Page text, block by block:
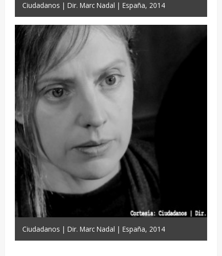
Ciudadanos | Dir. Marc Nadal | España, 2014
Ciudadanos | Dir. Marc Nadal | España, 2014